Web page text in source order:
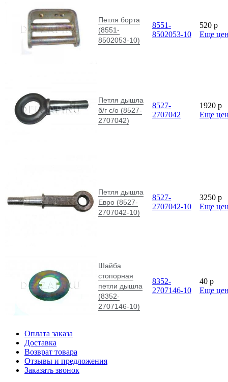
Петля борта
(8551-
8502053-10)
8551-
8502053-10
520 p
Еще
Петля дышла
б/г с/о (8527-
2707042)
8527-
2707042
1920 p
Еще
Петля дышла
Евро (8527-
2707042-10)
8527-
2707042-10
3250 p
Еще
Шайба
стопорная
петли дышла
(8352-
2707146-10)
8352-
2707146-10
40 p
Еще
Оплата заказа
Доставка
Возврат товара
Отзывы и предложения
Заказать звонок